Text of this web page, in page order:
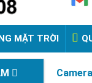
MẶT TRỜI